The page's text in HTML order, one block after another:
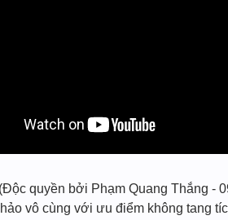
quyền bởi Phạm Quang Thắng -
vô cùng với ưu điểm không tang